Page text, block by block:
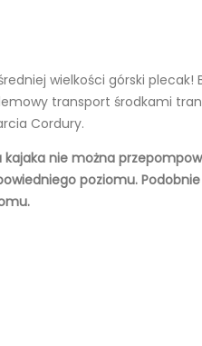
wielkości górski plecak!
transport środkami
Cordury.
nie można
poziomu. Podobnie